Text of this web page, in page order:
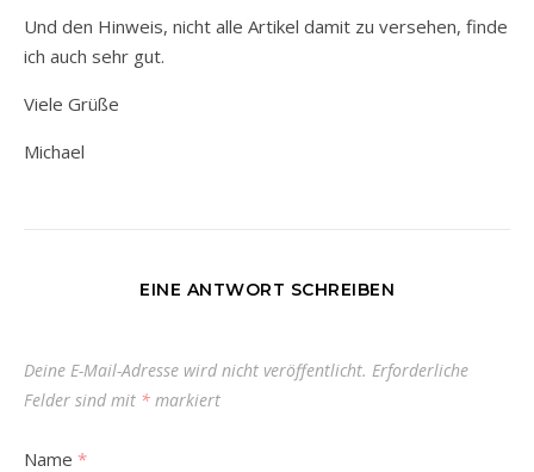
Und den Hinweis, nicht alle Artikel damit zu versehen, finde
ich auch sehr gut.
Viele Grüße
Michael
EINE ANTWORT SCHREIBEN
Deine E-Mail-Adresse wird nicht veröffentlicht. Erforderliche
Felder sind mit * markiert
Name *